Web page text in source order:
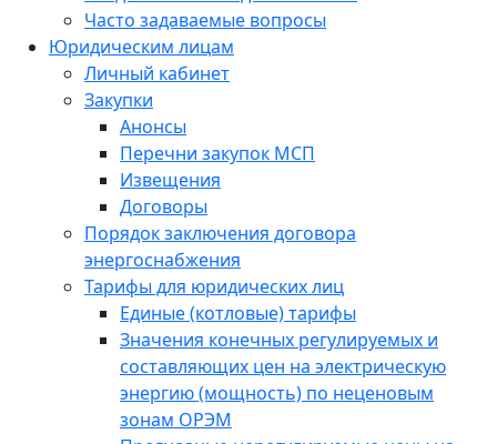
Часто задаваемые вопросы
Юридическим лицам
Личный кабинет
Закупки
Анонсы
Перечни закупок МСП
Извещения
Договоры
Порядок заключения договора
энергоснабжения
Тарифы для юридических лиц
Единые (котловые) тарифы
Значения конечных регулируемых и
составляющих цен на электрическую
энергию (мощность) по неценовым
зонам ОРЭМ